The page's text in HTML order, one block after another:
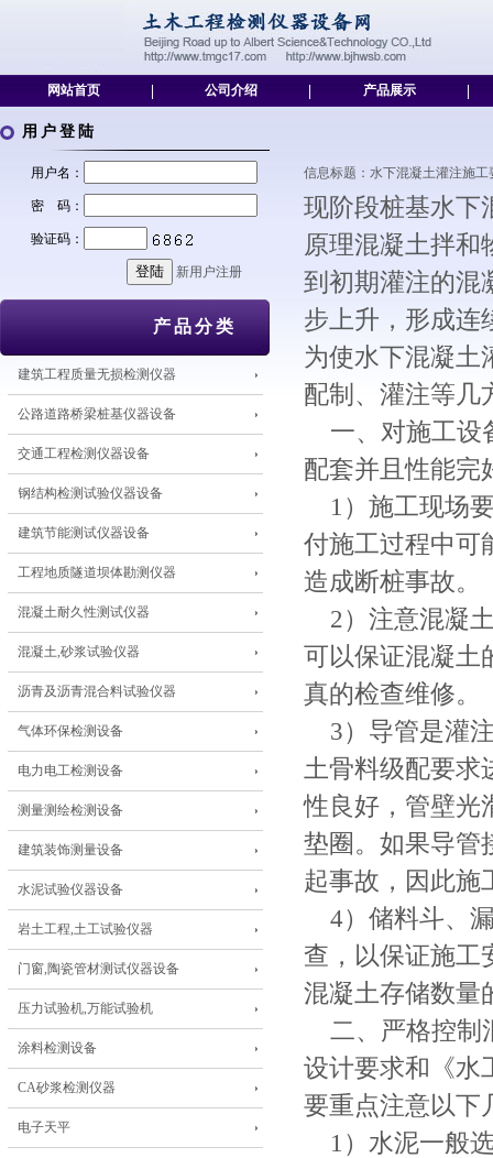
网站首页 公司介绍 产品展示
用户登陆
用户名：
密 码：
验证码：
新用户注册
产品分类
建筑工程质量无损检测仪器
公路道路桥梁桩基仪器设备
交通工程检测仪器设备
钢结构检测试验仪器设备
建筑节能测试仪器设备
工程地质隧道坝体勘测仪器
混凝土耐久性测试仪器
混凝土,砂浆试验仪器
沥青及沥青混合料试验仪器
气体环保检测设备
电力电工检测设备
测量测绘检测设备
建筑装饰测量设备
水泥试验仪器设备
岩土工程,土工试验仪器
门窗,陶瓷管材测试仪器设备
压力试验机,万能试验机
涂料检测设备
CA砂浆检测仪器
电子天平
信息标题：水下混凝土灌注施工
现阶段桩基水下
原理混凝土拌和
到初期灌注的混
步上升，形成连
为使水下混凝土
配制、灌注等几
一、对施工设
配套并且性能完
1）施工现场
付施工过程中可
造成断桩事故。
2）注意混凝
可以保证混凝土
真的检查维修。
3）导管是灌
土骨料级配要求
性良好，管壁光
垫圈。如果导管
起事故，因此施
4）储料斗、
查，以保证施工
混凝土存储数量
二、严格控制
设计要求和《水
要重点注意以下
1）水泥一般